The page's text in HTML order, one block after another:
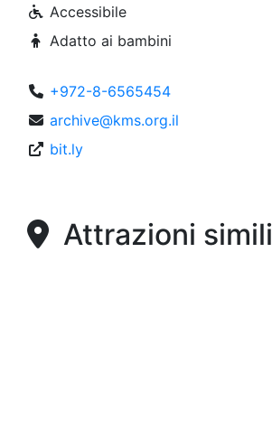
Accessibile
Adatto ai bambini
+972-8-6565454
archive@kms.org.il
bit.ly
Attrazioni simili